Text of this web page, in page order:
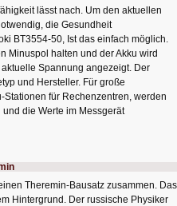
lässt nach. Um den aktuellen
die Gesundheit
BT3554-50, Ist das einfach möglich.
Minuspol halten und der Akku wird
Spannung angezeigt. Der
und Hersteller. Für große
für Rechenzentren, werden
die Werte im Messgerät
Theremin-Bausatz zusammen. Das
Hintergrund. Der russische Physiker